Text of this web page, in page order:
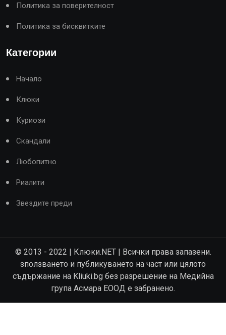
Политика за поверителност
Политика за бисквитките
Категории
Начало
Клюки
Куриози
Скандали
Любопитно
Риалити
Звездите преди
© 2013 - 2022 | Клюки.NET | Всички права запазени.
зползването и публикуването на част или цялото
съдържание на Kliuki.bg без разрешение на Медийна
група Асмара ЕООД е забранено.